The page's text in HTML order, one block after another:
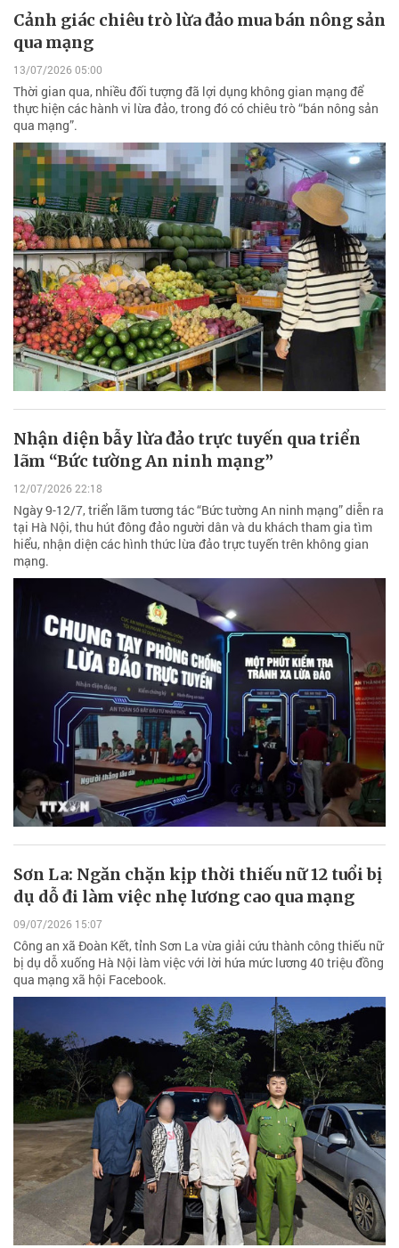
Cảnh giác chiêu trò lừa đảo mua bán nông sản
qua mạng
13/07/2026 05:00
Thời gian qua, nhiều đối tượng đã lợi dụng không gian mạng để
thực hiện các hành vi lừa đảo, trong đó có chiêu trò “bán nông sản
qua mạng”.
Nhận diện bẫy lừa đảo trực tuyến qua triển
lãm “Bức tường An ninh mạng”
12/07/2026 22:18
Ngày 9-12/7, triển lãm tương tác “Bức tường An ninh mạng” diễn ra
tại Hà Nội, thu hút đông đảo người dân và du khách tham gia tìm
hiểu, nhận diện các hình thức lừa đảo trực tuyến trên không gian
mạng.
Sơn La: Ngăn chặn kịp thời thiếu nữ 12 tuổi bị
dụ dỗ đi làm việc nhẹ lương cao qua mạng
09/07/2026 15:07
Công an xã Đoàn Kết, tỉnh Sơn La vừa giải cứu thành công thiếu nữ
bị dụ dỗ xuống Hà Nội làm việc với lời hứa mức lương 40 triệu đồng
qua mạng xã hội Facebook.